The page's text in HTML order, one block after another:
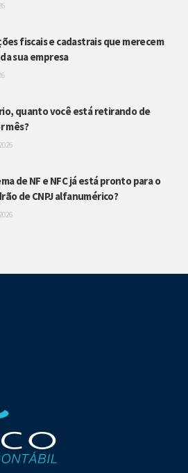
fiscais e cadastrais que merecem
sua empresa
quanto você está retirando de
mês?
de NF e NFC já está pronto para o
de CNPJ alfanumérico?